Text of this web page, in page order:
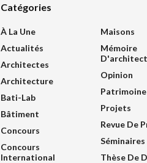
Catégories
À La Une
Actualités
Architectes
Architecture
Bati-Lab
Bâtiment
Concours
Concours
International
Maisons
Mémoire
Opinion
Patrimoine
Projets
Revue De
Séminaires
Thèse De